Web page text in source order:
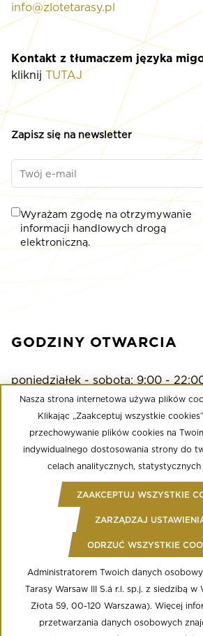
info@zlotetarasy.pl
Kontakt z tłumaczem języka
kliknij TUTAJ
Zapisz się na newsletter
Wyrażam zgodę na otrzymywanie
informacji handlowych drogą
elektroniczną.
GODZINY OTWARCIA
poniedziałek - sobota: 9:00 -
niedziela: 9:00 - 21:00
Multikino
poniedziałek - niedziela: 9:00 - do
Well Fitness
poniedziałek - niedziela: 24/7
© Copyright 2020 Złote Tarasy
Regulamin Centrum Handlowego
Polityka prywatności
Informacja o przetwarzaniu danych
Regulamin aplikacji mobilnej
Ustawienia Cookies
Nasza strona internetowa używa plików
Klikając „Zaakceptuj wszystkie
przechowywanie plików cookies na
indywidualnego dostosowania strony do
celach analitycznych,
ZAAKCEPTUJ WSZYSTKIE
ZARZĄDZAJ
ODRZUĆ WSZYSTKIE
Administratorem Twoich danych
Tarasy Warsaw III S.á r.l. sp.j. z siedzibą w
Złota 59, 00-120 Warszawa). Więcej
przetwarzania danych osobowych